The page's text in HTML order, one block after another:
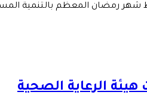
شهر رمضان المعظم بالتنمية
الرعاية الصحية